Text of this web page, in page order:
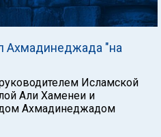
Ахмадинеджада "на
Исламской
Али Хаменеи и
Ахмадинеджадом